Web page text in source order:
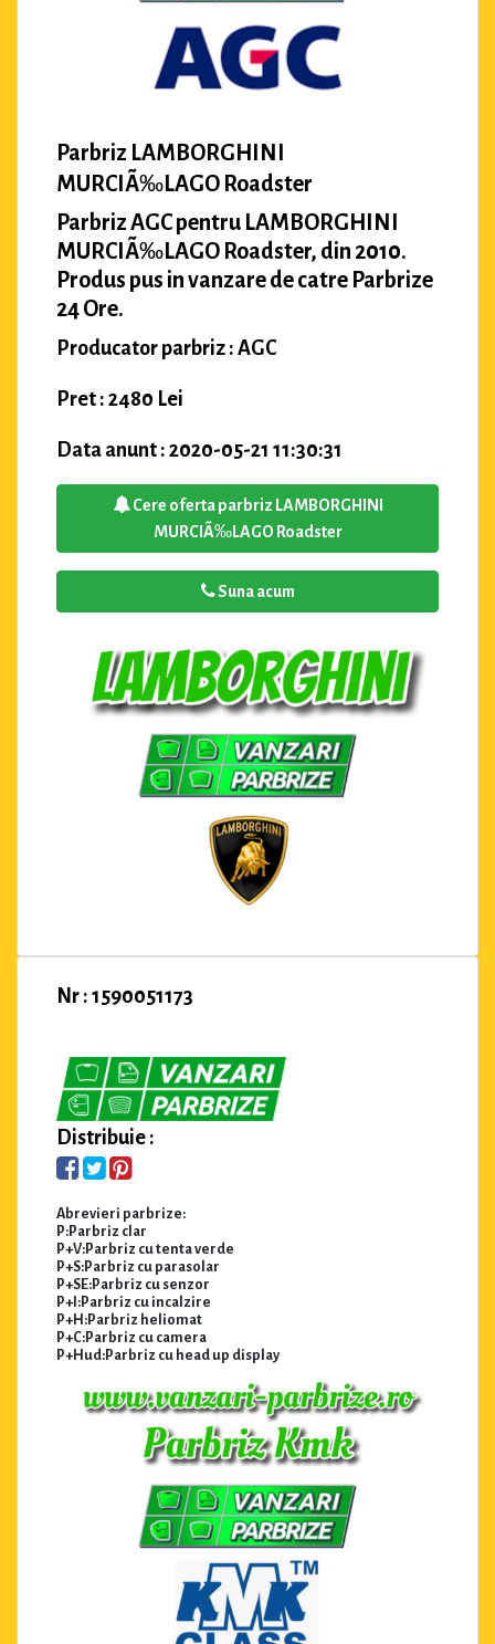
Parbriz LAMBORGHINI
MURCIÃ‰LAGO Roadster
Parbriz AGC pentru LAMBORGHINI
MURCIÃ‰LAGO Roadster, din 2010.
Produs pus in vanzare de catre Parbrize
24 Ore.
Producator parbriz : AGC
Pret : 2480 Lei
Data anunt : 2020-05-21 11:30:31
Cere oferta parbriz LAMBORGHINI
MURCIÃ‰LAGO Roadster
Suna acum
Nr : 1590051173
Distribuie :
Abrevieri parbrize:
P:Parbriz clar
P+V:Parbriz cu tenta verde
P+S:Parbriz cu parasolar
P+SE:Parbriz cu senzor
P+I:Parbriz cu incalzire
P+H:Parbriz heliomat
P+C:Parbriz cu camera
P+Hud:Parbriz cu head up display